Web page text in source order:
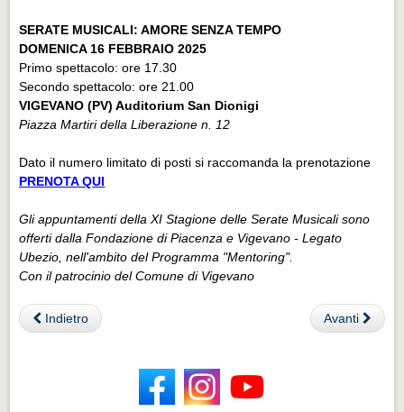
SERATE MUSICALI: AMORE SENZA TEMPO
DOMENICA 16 FEBBRAIO 2025
Primo spettacolo: ore 17.30
Secondo spettacolo: ore 21.00
VIGEVANO (PV) Auditorium San Dionigi
Piazza Martiri della Liberazione n. 12
Dato il numero limitato di posti si raccomanda la prenotazione
PRENOTA QUI
Gli appuntamenti della XI Stagione delle Serate Musicali sono
offerti dalla Fondazione di Piacenza e Vigevano - Legato
Ubezio, nell'ambito del Programma "Mentoring".
Con il patrocinio del Comune di Vigevano
Indietro Avanti